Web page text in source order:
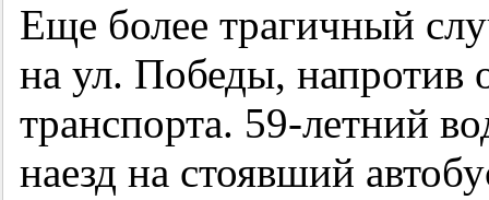
Еще более трагичный
на ул. Победы, напротив
транспорта. 59-летний
наезд на стоявший